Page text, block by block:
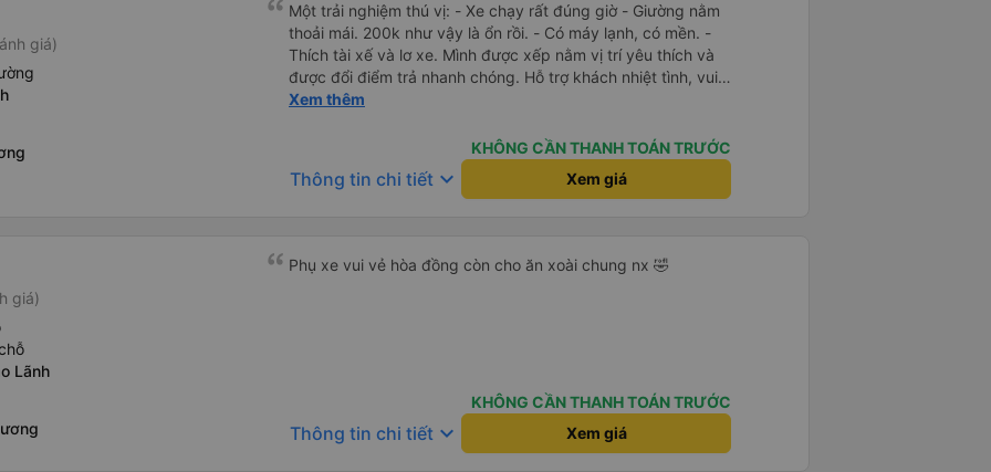
giá)
Một trải nghiệm thú vị: - Xe chạy rất đúng giờ - Giường nằm
thoải mái. 200k như vậy là ổn rồi. - Có máy lạnh, có mền. -
Thích tài xế và lơ xe. Mình được xếp nằm vị trí yêu thích và
được đổi điểm trả nhanh chóng. Hỗ trợ khách nhiệt tình, vui
vẻ. - Bác tài đi xe mở nhạc làm mình hoài niệm về Sài Gòn
ngắm cá Hải Tượng. - Xe trung chuyển chạy đúng giờ. Xe
rộng rãi, thoải mái, mát mẻ. - Phòng chờ nhà xe rộng rãi,
thoáng mát, sạch sẽ, có nước uống, có ổ cắm sạc, có nhà vệ
Xem thêm
KHÔNG CẦN THANH TOÁN TRƯỚC
Thông tin chi tiết keyboard_arrow_down Xem giá
giá)
Lãnh
Phụ xe vui vẻ hòa đồng còn cho ăn xoài chung nx 🤣
KHÔNG CẦN THANH TOÁN TRƯỚC
Thông tin chi tiết keyboard_arrow_down Xem giá